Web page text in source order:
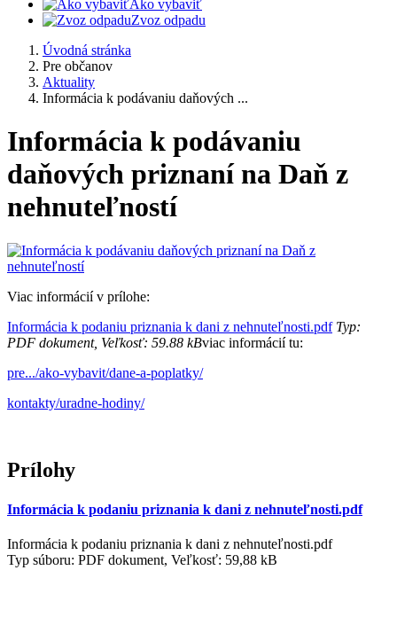
Ako vybaviť
Zvoz odpadu
Úvodná stránka
Pre občanov
Aktuality
Informácia k podávaniu daňových ...
Informácia k podávaniu
daňových priznaní na Daň z
nehnuteľností
Viac informácií v prílohe:
Informácia k podaniu priznania k dani z nehnuteľnosti.pdfTyp:
PDF dokument, Veľkosť: 59.88 kBviac informácií tu:
pre.../ako-vybavit/dane-a-poplatky/
kontakty/uradne-hodiny/
Prílohy
Informácia k podaniu priznania k dani z nehnuteľnosti.pdf
Informácia k podaniu priznania k dani z nehnuteľnosti.pdf
Typ súboru: PDF dokument, Veľkosť: 59,88 kB